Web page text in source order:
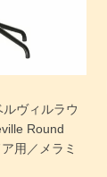
ヴィルラウ
Round
用／メラミ